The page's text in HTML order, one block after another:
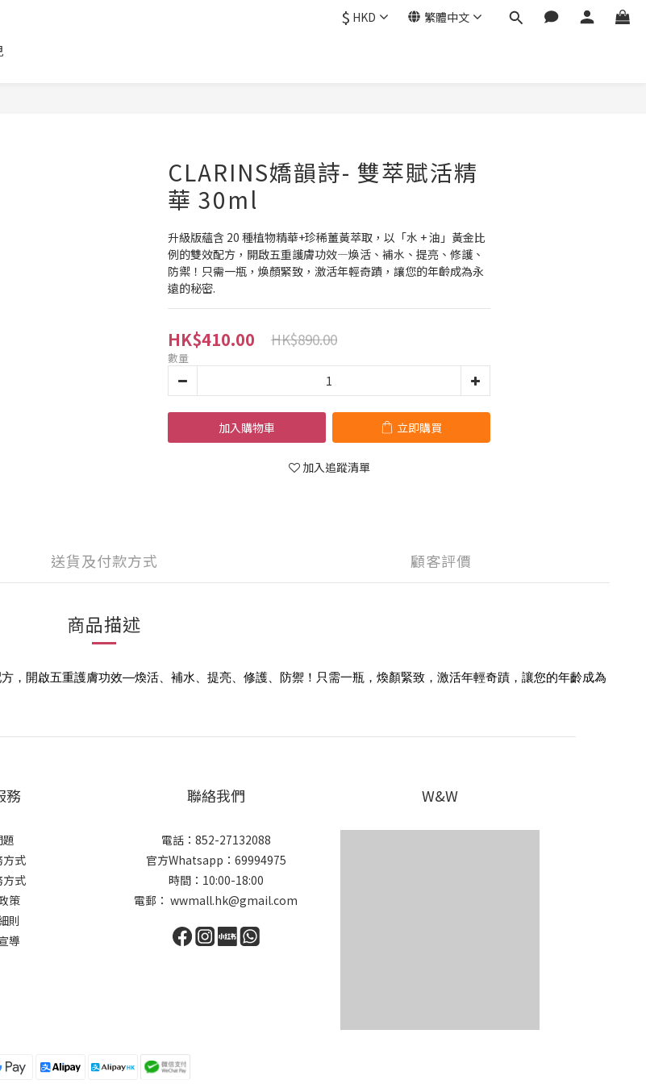
$ HKD 繁體中文
CLARINS嬌韻詩- 雙萃賦活精
華 30ml
升級版蘊含 20 種植物精華+珍稀薑黃萃取，以「水 + 油」黃金比
例的雙效配方，開啟五重護膚功效—煥活、補水、提亮、修護、
防禦！只需一瓶，煥顏緊致，激活年輕奇蹟，讓您的年齡成為永
遠的秘密.
HK$410.00 HK$890.00
數量
加入購物車 立即購買
加入追蹤清單
送貨及付款方式 顧客評價
商品描述
，開啟五重護膚功效—煥活、補水、提亮、修護、防禦！只需一瓶，煥顏緊致，激活年輕奇蹟，讓您的年齡成為
務
題
方式
方式
策
則
導
聯絡我們
電話：852-27132088
官方Whatsapp：69994975
時間：10:00-18:00
電郵： wwmall.hk@gmail.com
W&W